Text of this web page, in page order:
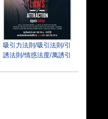
吸引力法則/吸引法則/引
誘法則/情惑法度/萬誘引